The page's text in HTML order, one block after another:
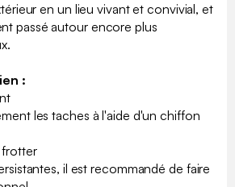
en un lieu vivant et convivial, et
passé autour encore plus
:
les taches à l'aide d'un chiffon
frotter
il est recommandé de faire